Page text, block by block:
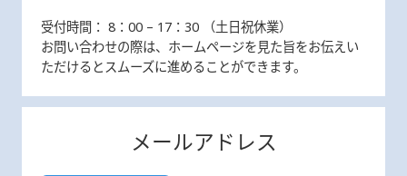
受付時間： 8：00 – 17：30 （土日祝休業）
お問い合わせの際は、ホームページを見た旨をお伝えい
ただけるとスムーズに進めることができます。
メールアドレス